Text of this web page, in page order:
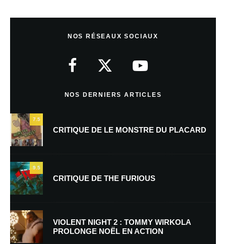
Nom*
E-mail
NOS RÉSEAUX SOCIAUX
NOS DERNIERS ARTICLES
7.5
CRITIQUE DE LE MONSTRE DU PLACARD
9.5
CRITIQUE DE THE FURIOUS
VIOLENT NIGHT 2 : TOMMY WIRKOLA
PROLONGE NOËL EN ACTION